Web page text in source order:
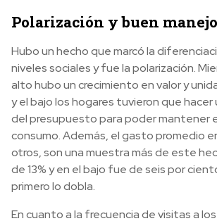
Polarización y buen manejo
Hubo un hecho que marcó la
niveles sociales y fue la polarización.
alto hubo un crecimiento en valor y
y el bajo los hogares tuvieron que hacer
del presupuesto para poder mantener
consumo. Además, el gasto promedio
otros, son una muestra más de este
de 13% y en el bajo fue de seis por
primero lo dobla.
En cuanto a la frecuencia de visitas a